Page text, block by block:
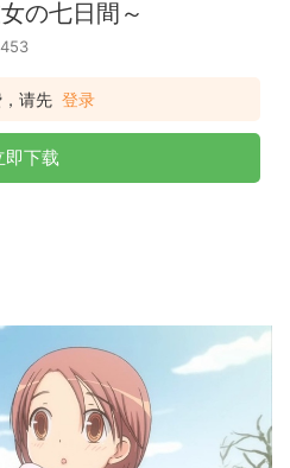
の七日間～
453
请先 登录
即下载